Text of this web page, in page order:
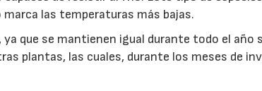
las temperaturas más bajas.
que se mantienen igual durante todo el año
plantas, las cuales, durante los meses de